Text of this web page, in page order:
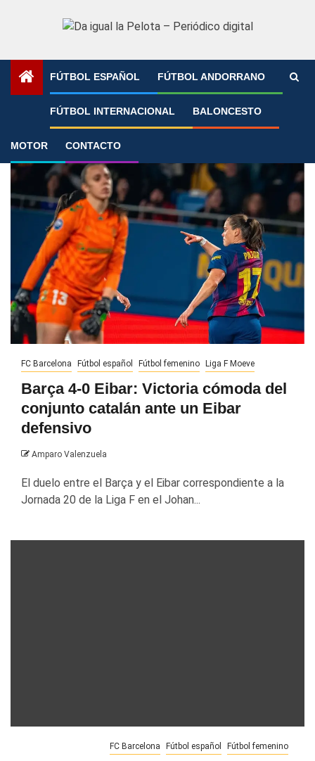
FÚTBOL ESPAÑOL FÚTBOL ANDORRANO
FÚTBOL INTERNACIONAL BALONCESTO
MOTOR CONTACTO
»
Pajor
FC Barcelona Fútbol español Fútbol femenino Liga F Moeve
Barça 4-0 Eibar: Victoria cómoda del
conjunto catalán ante un Eibar
defensivo
Amparo Valenzuela
El duelo entre el Barça y el Eibar correspondiente a la
Jornada 20 de la Liga F en el Johan...
FC Barcelona Fútbol español Fútbol femenino